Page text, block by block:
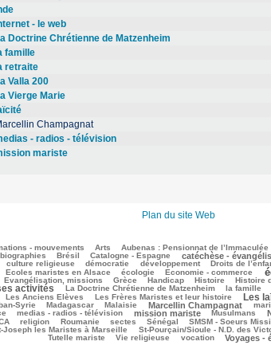
- le web
Doctrine Chrétienne de Matzenheim
famille
retraite
Valla 200
Vierge Marie
Champagnat
- radios - télévision
mariste
Plan du site Web
- mouvements Arts Aubenas : Pensionnat de l’Immaculée
biographies Brésil Catalogne - Espagne catéchèse -
culture religieuse démocratie développement Droits de
Ecoles maristes en Alsace écologie Economie - commerce
Evangélisation, missions Grèce Handicap Histoire Histoire
activités La Doctrine Chrétienne de Matzenheim la famille
Les Anciens Elèves Les Frères Maristes et leur histoire Les
Syrie Madagascar Malaisie Marcellin Champagnat
medias - radios - télévision mission mariste Musulmans
religion Roumanie sectes Sénégal SMSM - Soeurs
Joseph les Maristes à Marseille St-Pourçain/Sioule - N.D. des
Tutelle mariste
Vie religieuse vocation Voyages -